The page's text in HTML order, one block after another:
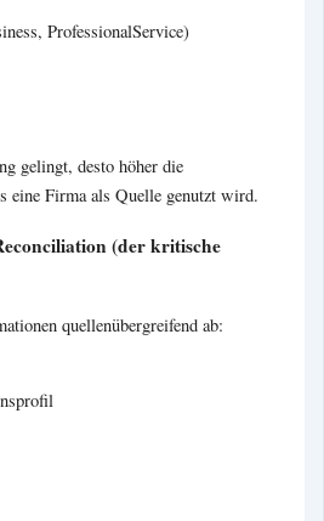
ProfessionalService)
gelingt, desto höher die
eine Firma als Quelle genutzt wird.
(der kritische
quellenübergreifend ab: